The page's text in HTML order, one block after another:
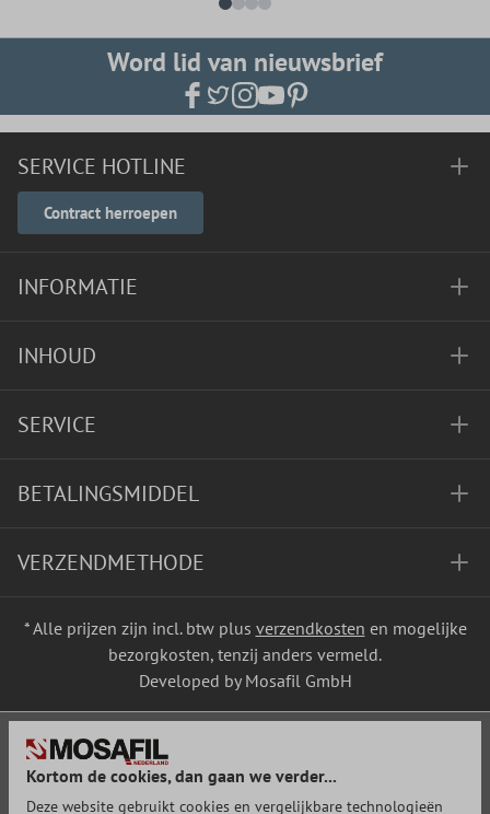
Word lid van nieuwsbrief
SERVICE HOTLINE
Contract herroepen
INFORMATIE
INHOUD
SERVICE
BETALINGSMIDDEL
VERZENDMETHODE
* Alle prijzen zijn incl. btw plus verzendkosten en mogelijke
bezorgkosten, tenzij anders vermeld.
Developed by Mosafil GmbH
Kortom de cookies, dan gaan we verder...
Deze website gebruikt cookies en vergelijkbare technologieën